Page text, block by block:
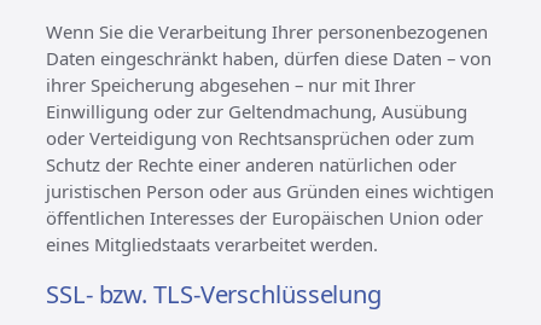
Wenn Sie die Verarbeitung Ihrer personenbezogenen
Daten eingeschränkt haben, dürfen diese Daten – von
ihrer Speicherung abgesehen – nur mit Ihrer
Einwilligung oder zur Geltendmachung, Ausübung
oder Verteidigung von Rechtsansprüchen oder zum
Schutz der Rechte einer anderen natürlichen oder
juristischen Person oder aus Gründen eines wichtigen
öffentlichen Interesses der Europäischen Union oder
eines Mitgliedstaats verarbeitet werden.
SSL- bzw. TLS-Verschlüsselung